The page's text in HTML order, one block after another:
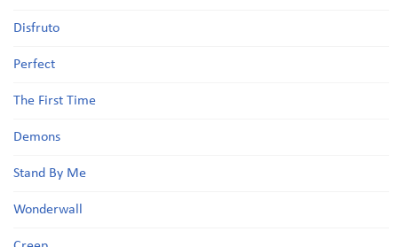
Disfruto
Perfect
The First Time
Demons
Stand By Me
Wonderwall